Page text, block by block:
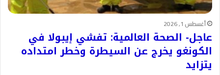
أغسطس 1, 2026
عاجل- الصحة العالمية: تفشي إيبولا في
الكونغو يخرج عن السيطرة وخطر امتداده
يتزايد